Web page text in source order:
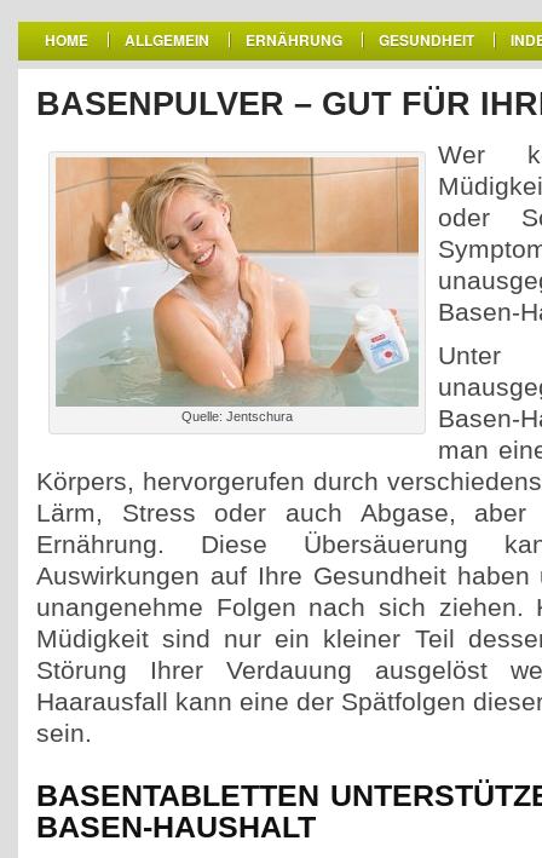
HOME ALLGEMEIN ERNÄHRUNG GESUNDHEIT
BASENPULVER – GUT FÜR
Quelle: Jentschura
Wer
oder
Basen-
man
Körpers, hervorgerufen durch
Lärm, Stress oder auch Abgase,
Ernährung. Diese Übersäuerung
Auswirkungen auf Ihre Gesundheit
unangenehme Folgen nach sich ziehen.
Müdigkeit sind nur ein kleiner Teil
Störung Ihrer Verdauung ausgelöst
Haarausfall kann eine der Spätfolgen
sein.
BASENTABLETTEN
BASEN-HAUSHALT